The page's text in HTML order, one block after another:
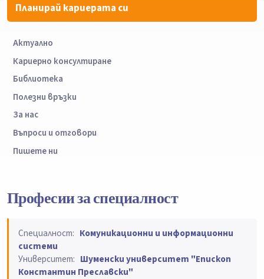
Планирай кариерата си
Актуално
Кариерно консултиране
Библиотека
Полезни връзки
За нас
Въпроси и отговори
Пишете ни
Професии за специалност
Специалност: Комуникационни и информационни
системи
Университет: Шуменски университет "Епископ
Константин Преславски"